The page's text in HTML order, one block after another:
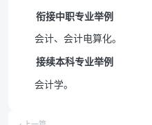
衔接中职专业举例
会计、会计电算化。
接续本科专业举例
会计学。